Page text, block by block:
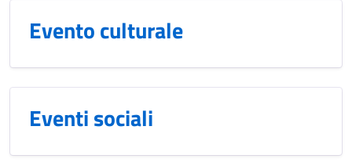
Evento culturale
Eventi sociali